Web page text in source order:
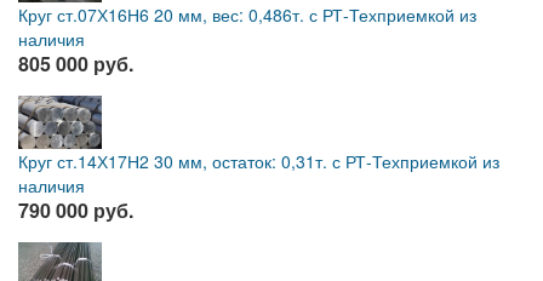
Круг ст.07Х16Н6 20 мм, вес: 0,486т. с РТ-Техприемкой из
наличия
805 000 руб.
Круг ст.14Х17Н2 30 мм, остаток: 0,31т. с РТ-Техприемкой из
наличия
790 000 руб.